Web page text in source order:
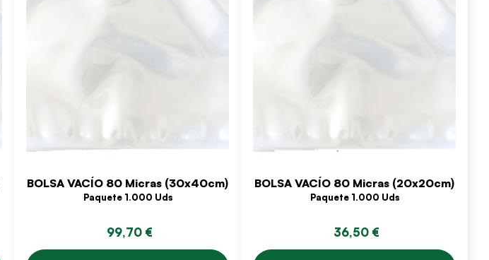
BOLSA VACÍO 80 Micras (30x40cm)
Paquete 1.000 Uds
99,70 €
BOLSA VACÍO 80 Micras (20x20cm)
Paquete 1.000 Uds
36,50 €